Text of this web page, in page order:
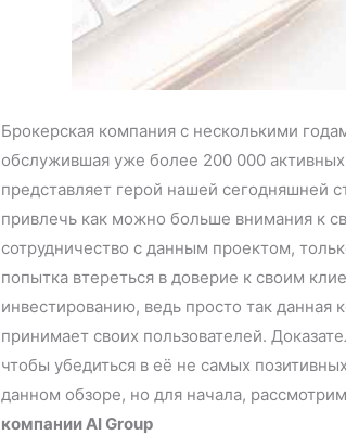
Брокерская компания с несколькими
обслужившая уже более 200 000
представляет герой нашей сегодняшней
привлечь как можно больше внимания к
сотрудничество с данным проектом,
попытка втереться в доверие к своим
инвестированию, ведь просто так данная
принимает своих пользователей.
чтобы убедиться в её не самых
данном обзоре, но для начала,
компании AI Group